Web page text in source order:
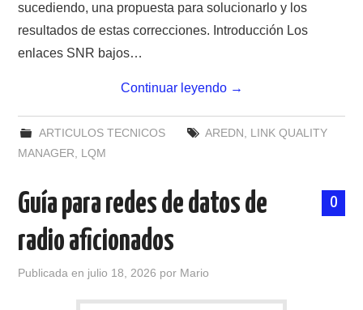
sucediendo, una propuesta para solucionarlo y los
resultados de estas correcciones. Introducción Los
enlaces SNR bajos…
Continuar leyendo →
ARTICULOS TECNICOS AREDN, LINK QUALITY
MANAGER, LQM
0
Guía para redes de datos de
radio aficionados
Publicada en julio 18, 2026 por Mario